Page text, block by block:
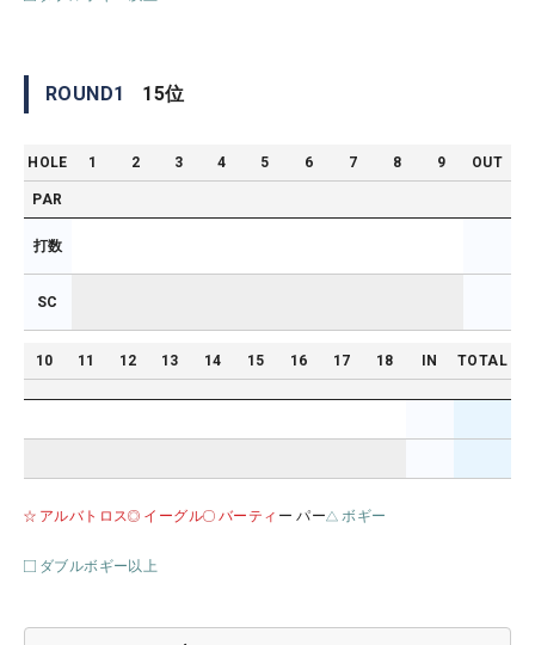
ROUND1 15位
HOLE 1 2 3 4 5 6 7 8 9 OUT
PAR
打数
SC
10 11 12 13 14 15 16 17 18 IN TOTAL
アルバトロス イーグル バーティ ー パー ボギー
ダブルボギー以上